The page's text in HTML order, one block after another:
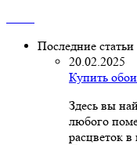
Последние статьи
20.02.2025
Купить
Здесь вы
любого
расцветок